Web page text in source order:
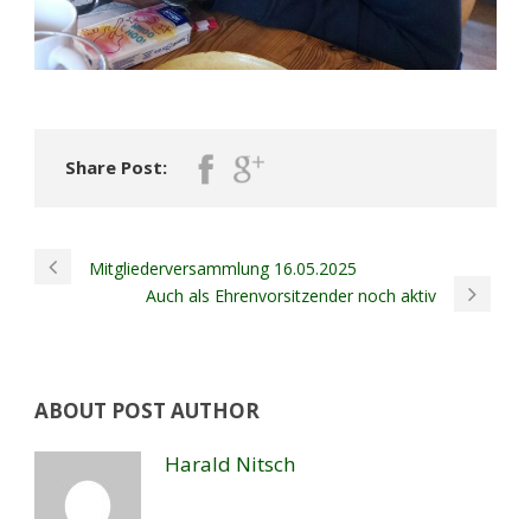
Share Post:
Mitgliederversammlung 16.05.2025
Auch als Ehrenvorsitzender noch aktiv
ABOUT POST AUTHOR
Harald Nitsch